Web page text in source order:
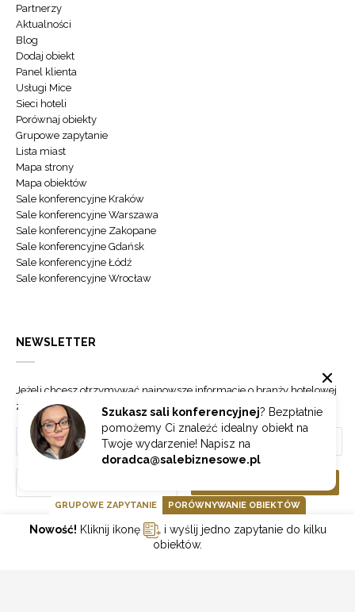
Szukasz sali konferencyjnej? Bezpłatnie
pomożemy Ci znaleźć idealny obiekt na
Twoje wydarzenie! Napisz na
doradca@salebiznesowe.pl
Partnerzy
Aktualności
Blog
Dodaj obiekt
Panel klienta
Usługi Mice
Sieci hoteli
Porównaj obiekty
Grupowe zapytanie
Lista miast
Mapa strony
Mapa obiektów
Sale konferencyjne Kraków
Sale konferencyjne Warszawa
Sale konferencyjne Zakopane
Sale konferencyjne Gdańsk
Sale konferencyjne Łódź
Sale konferencyjne Wrocław
NEWSLETTER
Jeżeli chcesz otrzymywać najnowsze informacje o branży hotelowej
zapisz się do naszego newslettera.
GOONLINE.PL SPÓŁKA Z OGRANICZONĄ ODPOWIEDZIALNOŚCIĄ SP.K.
GRUPOWE ZAPYTANIE PORÓWNYWANIE OBIEKTÓW
Nowość! Kliknij ikonę
i wyślij jedno zapytanie do kilku
obiektów.